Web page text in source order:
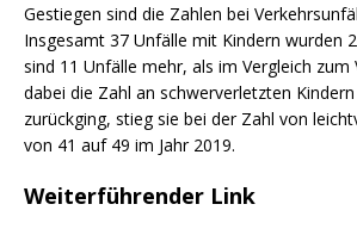
Gestiegen sind die Zahlen bei
Insgesamt 37 Unfälle mit Kindern wurden
sind 11 Unfälle mehr, als im Vergleich zum
dabei die Zahl an schwerverletzten
zurückging, stieg sie bei der Zahl von
von 41 auf 49 im Jahr 2019.
Weiterführender Link